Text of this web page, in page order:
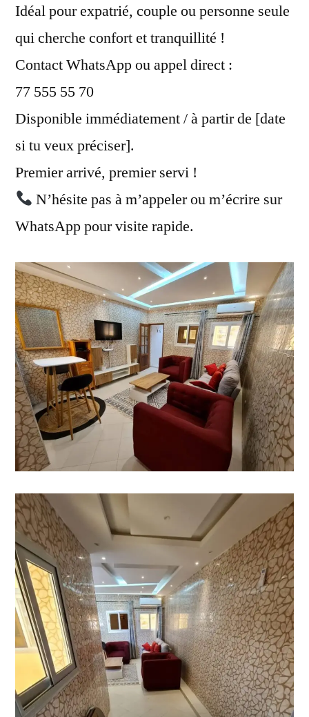
Idéal pour expatrié, couple ou personne seule
qui cherche confort et tranquillité !
Contact WhatsApp ou appel direct :
77 555 55 70
Disponible immédiatement / à partir de [date
si tu veux préciser].
Premier arrivé, premier servi !
N’hésite pas à m’appeler ou m’écrire sur
WhatsApp pour visite rapide.